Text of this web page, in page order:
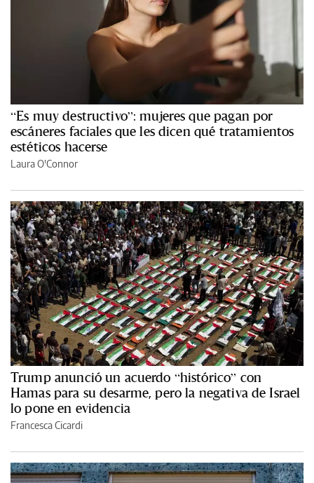
“Es muy destructivo”: mujeres que pagan por
escáneres faciales que les dicen qué tratamientos
estéticos hacerse
Laura O'Connor
Trump anunció un acuerdo “histórico” con
Hamas para su desarme, pero la negativa de Israel
lo pone en evidencia
Francesca Cicardi